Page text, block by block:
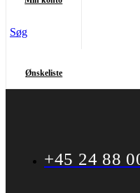
Søg
Ønskeliste
+45 24 88